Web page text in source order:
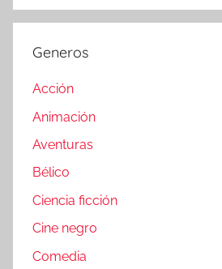
Generos
Acción
Animación
Aventuras
Bélico
Ciencia ficción
Cine negro
Comedia